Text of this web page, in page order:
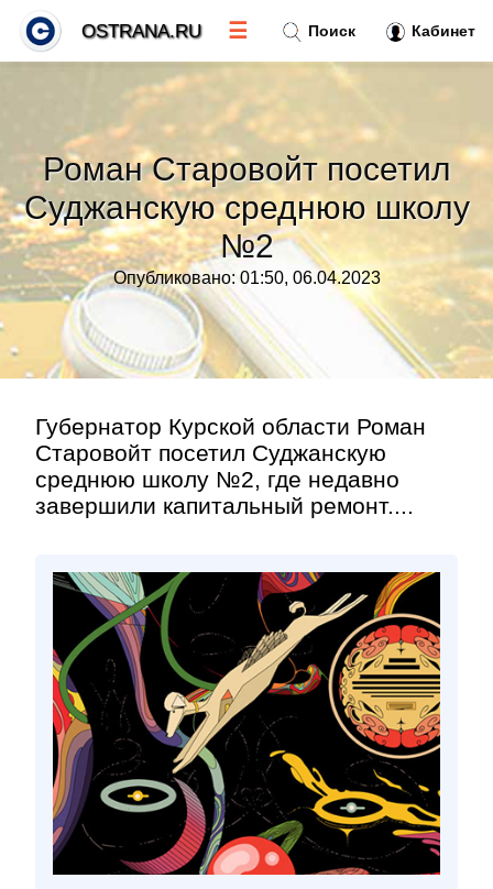
Роман Старовойт посетил
Суджанскую среднюю школу
№2
Опубликовано: 01:50, 06.04.2023
Губернатор Курской области Роман
Старовойт посетил Суджанскую
среднюю школу №2, где недавно
завершили капитальный ремонт....
Поиск Кабинет
OSTRANA.RU ☰
Тренды новостей»
Рубрики»
Правила
Контакт»